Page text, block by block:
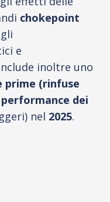
chokepoint
e
inoltre uno
prime (rinfuse
performance dei
nel 2025.